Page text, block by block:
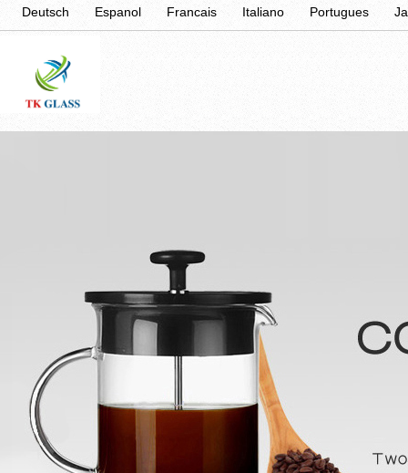
Deutsch Espanol Francais Italiano Portugues